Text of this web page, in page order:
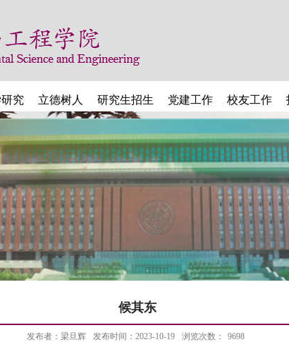
究 立德树人 研究生招生 党建工作 校友工作
候其东
发布者：梁旦辉 发布时间：2023-10-19 浏览次数： 9698